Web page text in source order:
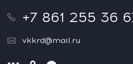
+7 861 255 36
vkkrd@mail.ru